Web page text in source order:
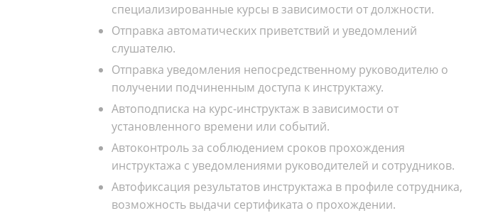
специализированные курсы в зависимости от должности.
Отправка автоматических приветствий и уведомлений
слушателю.
Отправка уведомления непосредственному руководителю о
получении подчиненным доступа к инструктажу.
Автоподписка на курс-инструктаж в зависимости от
установленного времени или событий.
Автоконтроль за соблюдением сроков прохождения
инструктажа с уведомлениями руководителей и сотрудников.
Автофиксация результатов инструктажа в профиле сотрудника,
возможность выдачи сертификата о прохождении.